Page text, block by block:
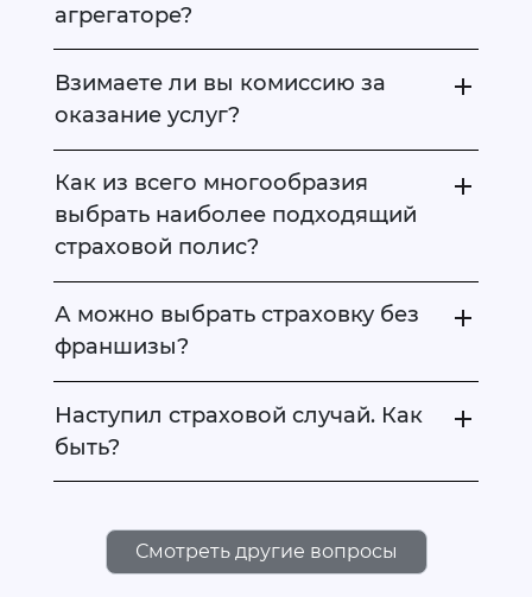
агрегаторе?
Взимаете ли вы комиссию за
оказание услуг?
Как из всего многообразия
выбрать наиболее подходящий
страховой полис?
А можно выбрать страховку без
франшизы?
Наступил страховой случай. Как
быть?
Смотреть другие вопросы